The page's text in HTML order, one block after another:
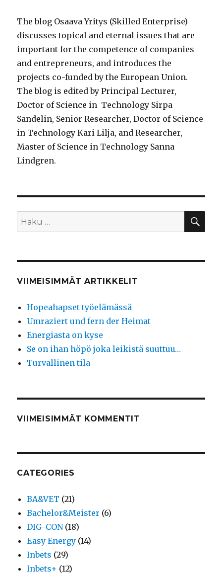
The blog Osaava Yritys (Skilled Enterprise)
discusses topical and eternal issues that are
important for the competence of companies
and entrepreneurs, and introduces the
projects co-funded by the European Union.
The blog is edited by Principal Lecturer,
Doctor of Science in Technology Sirpa
Sandelin, Senior Researcher, Doctor of Science
in Technology Kari Lilja, and Researcher,
Master of Science in Technology Sanna
Lindgren.
Etsi:
VIIMEISIMMÄT ARTIKKELIT
Hopeahapset työelämässä
Umraziert und fern der Heimat
Energiasta on kyse
Se on ihan höpö joka leikistä suuttuu…
Turvallinen tila
VIIMEISIMMÄT KOMMENTIT
CATEGORIES
BA&VET (21)
Bachelor&Meister (6)
DIG-CON(18)
Easy Energy (14)
Inbets (29)
Inbets+ (12)